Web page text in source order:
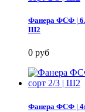
Фанера ФСФ |
Ш2
0 руб
Фанера ФСФ |